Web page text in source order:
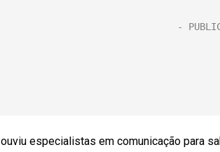
ouviu especialistas em comunicação para